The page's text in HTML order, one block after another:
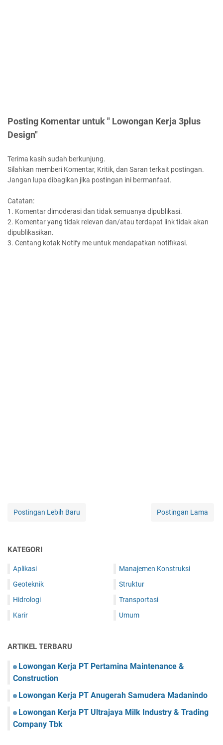
Posting Komentar untuk " Lowongan Kerja 3plus
Design"
Terima kasih sudah berkunjung.
Silahkan memberi Komentar, Kritik, dan Saran terkait postingan.
Jangan lupa dibagikan jika postingan ini bermanfaat.
Catatan:
1. Komentar dimoderasi dan tidak semuanya dipublikasi.
2. Komentar yang tidak relevan dan/atau terdapat link tidak akan
dipublikasikan.
3. Centang kotak Notify me untuk mendapatkan notifikasi.
Postingan Lebih Baru Postingan Lama
KATEGORI
Aplikasi
Geoteknik
Hidrologi
Karir
Manajemen Konstruksi
Struktur
Transportasi
Umum
ARTIKEL TERBARU
Lowongan Kerja PT Pertamina Maintenance &
Construction
Lowongan Kerja PT Anugerah Samudera Madanindo
Lowongan Kerja PT Ultrajaya Milk Industry & Trading
Company Tbk